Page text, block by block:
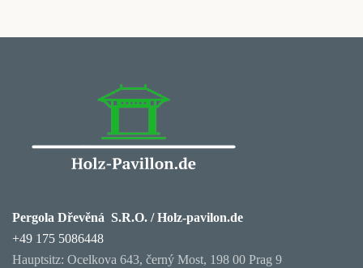
Pergola Dřevěná S.R.O. / Holz-pavilon.de
+49 175 5086448
Hauptsitz: Ocelkova 643, černý Most, 198 00 Prag 9